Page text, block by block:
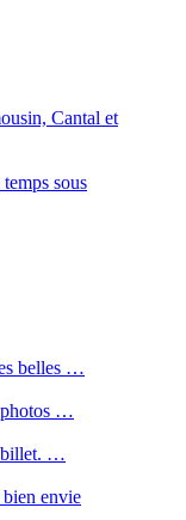
Cantal et
sous
belles …
photos …
billet. …
envie